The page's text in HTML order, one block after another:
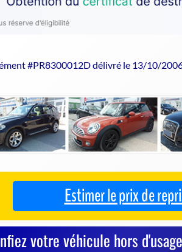
#PR8300012D délivré le 13/10/
Estimer le prix de
votre véhicule hors